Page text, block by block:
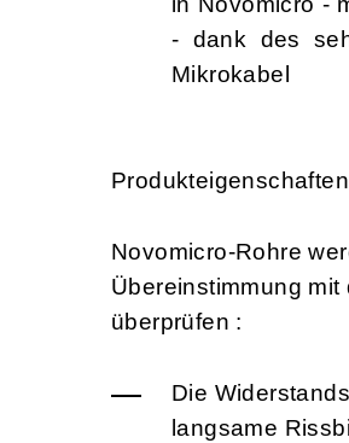
- dank des
Mikrokabel
Novomicro-Rohre
Übereinstimmung
überprüfen :
Die
langsame